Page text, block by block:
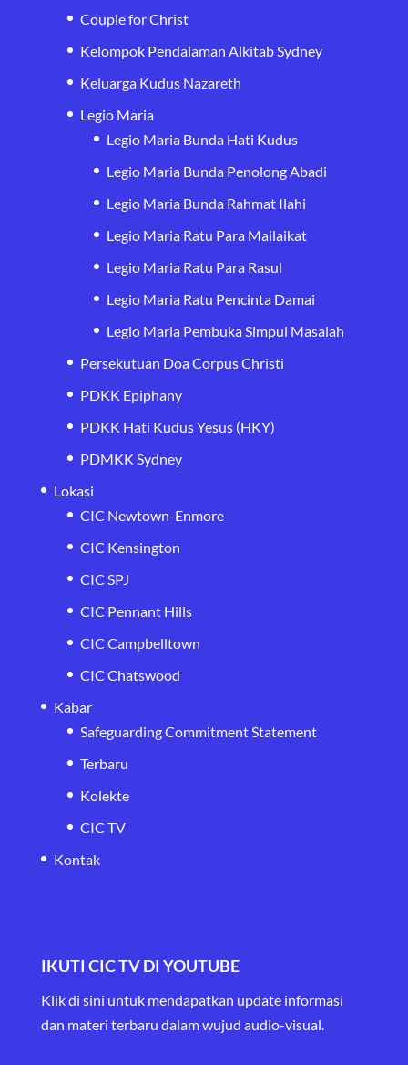
Couple for Christ
Kelompok Pendalaman Alkitab Sydney
Keluarga Kudus Nazareth
Legio Maria
Legio Maria Bunda Hati Kudus
Legio Maria Bunda Penolong Abadi
Legio Maria Bunda Rahmat Ilahi
Legio Maria Ratu Para Mailaikat
Legio Maria Ratu Para Rasul
Legio Maria Ratu Pencinta Damai
Legio Maria Pembuka Simpul Masalah
Persekutuan Doa Corpus Christi
PDKK Epiphany
PDKK Hati Kudus Yesus (HKY)
PDMKK Sydney
Lokasi
CIC Newtown-Enmore
CIC Kensington
CIC SPJ
CIC Pennant Hills
CIC Campbelltown
CIC Chatswood
Kabar
Safeguarding Commitment Statement
Terbaru
Kolekte
CIC TV
Kontak
IKUTI CIC TV DI YOUTUBE
Klik di sini untuk mendapatkan update informasi
dan materi terbaru dalam wujud audio-visual.